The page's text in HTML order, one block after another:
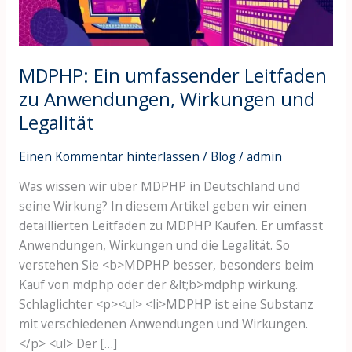
MDPHP: Ein umfassender Leitfaden
zu Anwendungen, Wirkungen und
Legalität
Einen Kommentar hinterlassen / Blog/admin
Was wissen wir über MDPHP in Deutschland und
seine Wirkung? In diesem Artikel geben wir einen
detaillierten Leitfaden zu MDPHP Kaufen. Er umfasst
Anwendungen, Wirkungen und die Legalität. So
verstehen Sie <b>MDPHP besser, besonders beim
Kauf von mdphp oder der &lt;b>mdphp wirkung.
Schlaglichter <p><ul> <li>MDPHP ist eine Substanz
mit verschiedenen Anwendungen und Wirkungen.
</p> <ul> Der […]
und
Legalität